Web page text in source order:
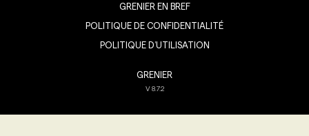
GRENIER EN BREF
POLITIQUE DE CONFIDENTIALITÉ
POLITIQUE D’UTILISATION
GRENIER
V8.7.2